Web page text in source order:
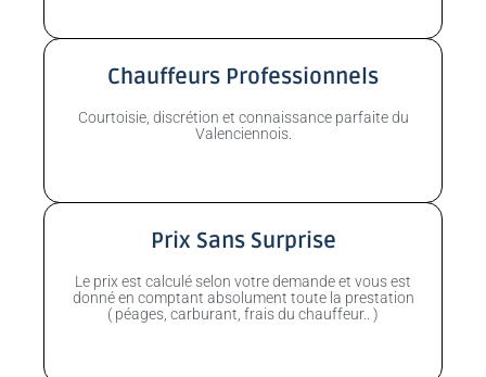
Chauffeurs Professionnels
Courtoisie, discrétion et connaissance parfaite du
Valenciennois.
Prix Sans Surprise
Le prix est calculé selon votre demande et vous est
donné en comptant absolument toute la prestation
( péages, carburant, frais du chauffeur.. )